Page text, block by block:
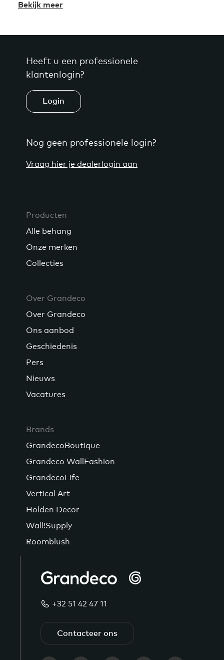
Bekijk meer
Heeft u een professionele
klantenlogin?
Login
Nog geen professionele login?
Vraag hier je dealerlogin aan
Producten
Alle behang
Onze merken
Collecties
Over Grandeco
Over Grandeco
Ons aanbod
Geschiedenis
Pers
Nieuws
Vacatures
Brands
GrandecoBoutique
Grandeco WallFashion
GrandecoLife
Vertical Art
Holden Decor
Wall!Supply
Roomblush
+32 51 42 47 11
Contacteer ons